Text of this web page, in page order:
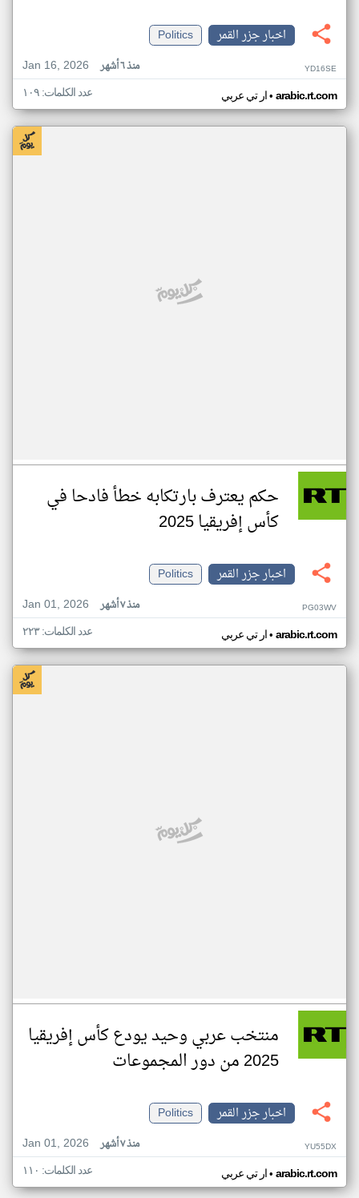
اخبار جزر القمر
Politics
Jan 16, 2026
منذ ٦ أشهر YD16SE
ار تي عربي• arabic.rt.com عدد الكلمات: ١٠٩
حكم يعترف بارتكابه خطأ فادحا في
كأس إفريقيا 2025
اخبار جزر القمر
Politics
Jan 01, 2026
منذ ٧ أشهر PG03WV
ار تي عربي• arabic.rt.com عدد الكلمات: ٢٢٣
منتخب عربي وحيد يودع كأس إفريقيا
2025 من دور المجموعات
اخبار جزر القمر
Politics
Jan 01, 2026
منذ ٧ أشهر YU55DX
ار تي عربي• arabic.rt.com عدد الكلمات: ١١٠